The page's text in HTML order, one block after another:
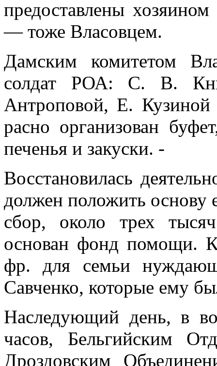
предо­ставлены
— тоже Власовцем.
Дамским комитетом
солдат РОА: С. В.
Антроповой, Е.
расно организован
печенья и закуски. -
Восстановилась
должен положить основу
сбор, около трех
основан фонд помощи.
фр. для семьи
Савченко, которые ему
Наследующий день, в
часов, Бель­гийским
Дроздовским